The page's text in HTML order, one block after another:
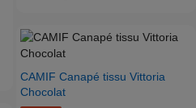
CAMIF Canapé tissu Vittoria
Chocolat